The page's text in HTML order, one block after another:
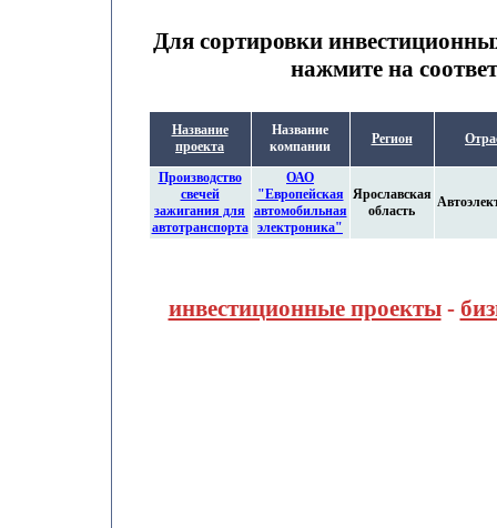
Для сортировки
нажмите на
Название
проекта
Название
компании
Регион
Производство
свечей
зажигания для
автотранспорта
ОАО
"Европейская
автомобильная
электроника"
Ярославская
область
инвестиционные проекты-